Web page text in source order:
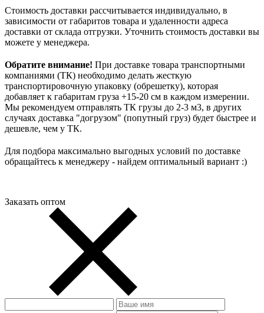
Стоимость доставки рассчитывается индивидуально, в
зависимости от габаритов товара и удаленности адреса
доставки от склада отгрузки. Уточнить стоимость доставки вы
можете у менеджера.
Обратите внимание! При доставке товара транспортными
компаниями (ТК) необходимо делать жесткую
транспортировочную упаковку (обрешетку), которая
добавляет к габаритам груза +15-20 см в каждом измерении.
Мы рекомендуем отправлять ТК грузы до 2-3 м3, в других
случаях доставка "догрузом" (попутный груз) будет быстрее и
дешевле, чем у ТК.
Для подбора максимально выгодных условий по доставке
обращайтесь к менеджеру - найдем оптимальный вариант :)
Заказать оптом